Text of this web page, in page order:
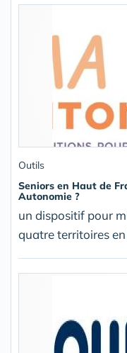
Outils
Seniors en Haut de
Autonomie ?
un dispositif pour
quatre territoires